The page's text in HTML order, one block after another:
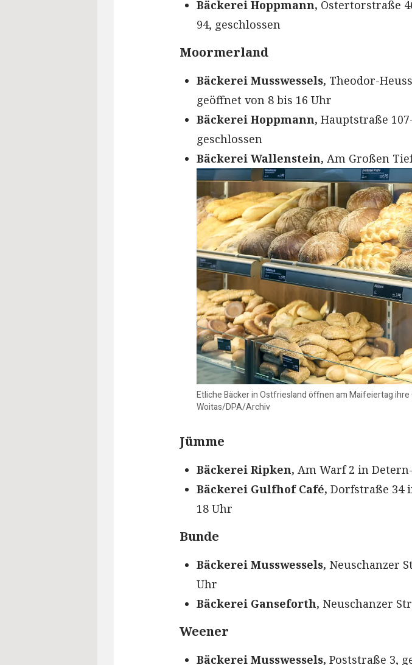
Bäckerei Hoppmann, Ostertorstraße
94, geschlossen
Moormerland
Bäckerei Musswessels, Theodor-
geöffnet von 8 bis 16 Uhr
Bäckerei Hoppmann, Hauptstraße
geschlossen
Bäckerei Wallenstein, Am Großen
Etliche Bäcker in Ostfriesland öffnen am Maifeiertag
Woitas/DPA/Archiv
Jümme
Bäckerei Ripken, Am Warf 2 in
Bäckerei Gulfhof Café, Dorfstraße 34
18 Uhr
Bunde
Bäckerei Musswessels, Neuschanzer
Uhr
Bäckerei Ganseforth, Neuschanzer
Weener
Bäckerei Musswessels, Poststraße 3,